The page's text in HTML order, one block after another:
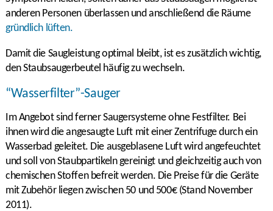
anderen Personen überlassen und anschließend die Räume
gründlich lüften.
Damit die Saugleistung optimal bleibt, ist es zusätzlich wichtig,
den Staubsaugerbeutel häufig zu wechseln.
“Wasserfilter”-Sauger
Im Angebot sind ferner Saugersysteme ohne Festfilter. Bei
ihnen wird die angesaugte Luft mit einer Zentrifuge durch ein
Wasserbad geleitet. Die ausgeblasene Luft wird angefeuchtet
und soll von Staubpartikeln gereinigt und gleichzeitig auch von
chemischen Stoffen befreit werden. Die Preise für die Geräte
mit Zubehör liegen zwischen 50 und 500€ (Stand November
2011).